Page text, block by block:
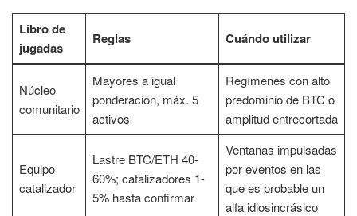
Libro de
jugadas
Reglas Cuándo utilizar
Núcleo
comunitario
Mayores a igual
ponderación, máx. 5
activos
Regímenes con alto
predominio de BTC o
amplitud entrecortada
Equipo
catalizador
Lastre BTC/ETH 40-
60%; catalizadores 1-
5% hasta confirmar
Ventanas impulsadas
por eventos en las
que es probable un
alfa idiosincrásico